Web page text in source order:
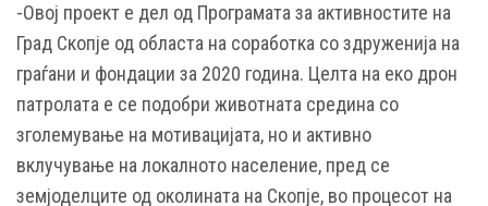
-Овој проект е дел од Програмата за активностите на
Град Скопје од областа на соработка со здруженија на
граѓани и фондации за 2020 година. Целта на еко дрон
патролата е се подобри животната средина со
зголемување на мотивацијата, но и активно
вклучување на локалното население, пред се
земјоделците од околината на Скопје, во процесот на